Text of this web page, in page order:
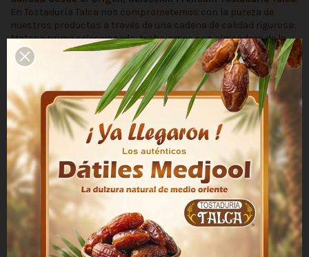
En Tostaduría Talca nos comprometemos con la pureza de
nuestros productos a través de una cadena de calidad rigurosa:
Materia prima seleccionada: trabajamos con almendras de la
mejor variedad, rigurosamente seleccionadas en su origen para
ofrecer la más alta calidad. Proceso 100% limpio: las almendras
naturales son envasadas de forma directa y natural, sin añadir
conservantes ni aditivos químicos, manteniendo su sabor
genuino y fresco de la huerta a tu mesa.
Ingredientes : Almendras naturales.
Se recomienda mantener el producto en su envase original y
consumir a la brevedad. Conservar en ambientes limpios,
frescos y secos, no exponer a la luz solar directa ni a olor
fuertes. Las condiciones de almacenamiento influyen
significativamente en su duración.
Detalles del producto